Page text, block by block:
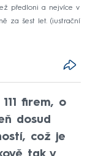
předloni a nejvíce v
za šest let. (iustrační
firem, o
dosud
což je